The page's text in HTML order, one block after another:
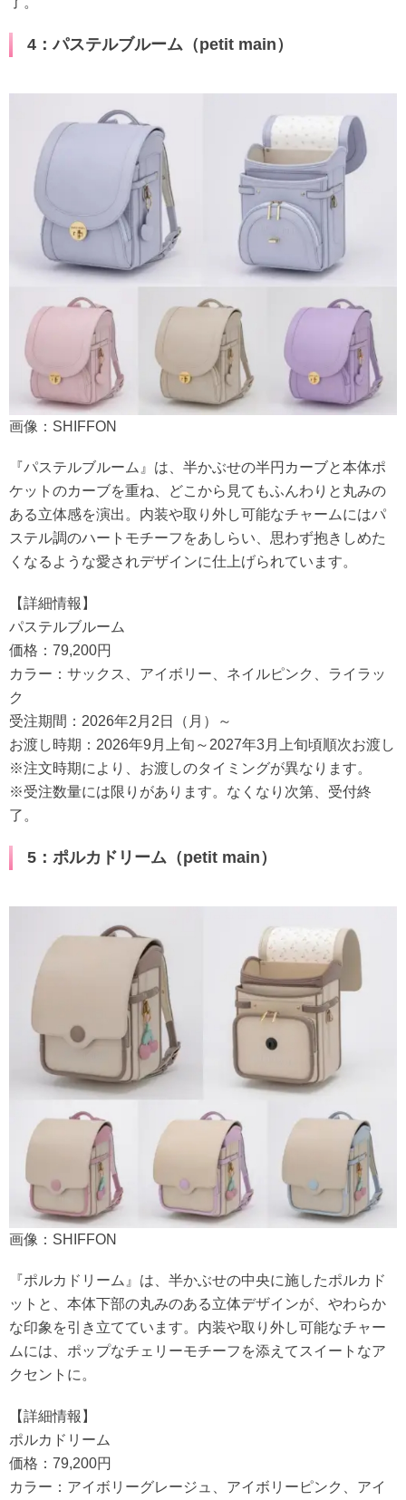
4：パステルブルーム（petit main）
画像：SHIFFON
『パステルブルーム』は、半かぶせの半円カーブと本体ポ
ケットのカーブを重ね、どこから見てもふんわりと丸みの
ある立体感を演出。内装や取り外し可能なチャームにはパ
ステル調のハートモチーフをあしらい、思わず抱きしめた
くなるような愛されデザインに仕上げられています。
【詳細情報】
パステルブルーム
価格：79,200円
カラー：サックス、アイボリー、ネイルピンク、ライラッ
ク
受注期間：2026年2月2日（月）～
お渡し時期：2026年9月上旬～2027年3月上旬頃順次お渡し
※注文時期により、お渡しのタイミングが異なります。
※受注数量には限りがあります。なくなり次第、受付終
了。
5：ポルカドリーム（petit main）
画像：SHIFFON
『ポルカドリーム』は、半かぶせの中央に施したポルカド
ットと、本体下部の丸みのある立体デザインが、やわらか
な印象を引き立てています。内装や取り外し可能なチャー
ムには、ポップなチェリーモチーフを添えてスイートなア
クセントに。
【詳細情報】
ポルカドリーム
価格：79,200円
カラー：アイボリーグレージュ、アイボリーピンク、アイ